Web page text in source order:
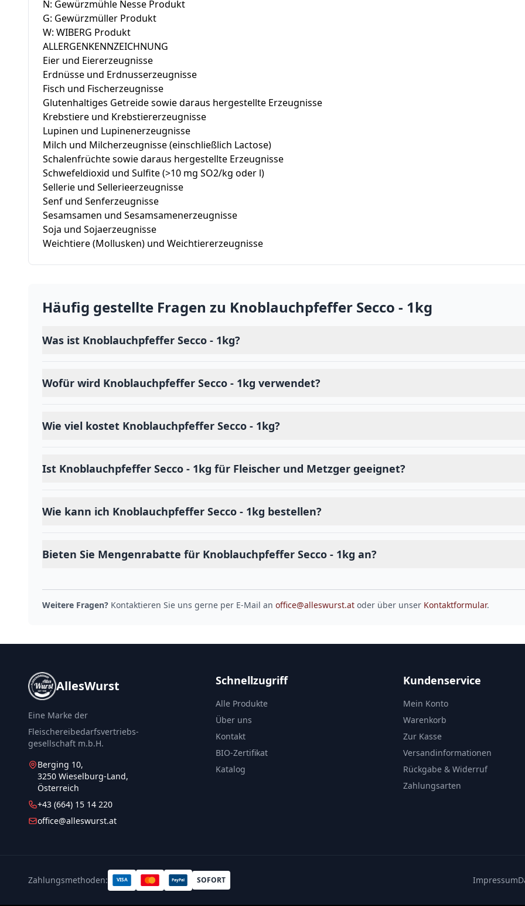
N: Gewürzmühle Nesse Produkt
G: Gewürzmüller Produkt
W: WIBERG Produkt
ALLERGENKENNZEICHNUNG
Eier und Eiererzeugnisse
Erdnüsse und Erdnusserzeugnisse
Fisch und Fischerzeugnisse
Glutenhaltiges Getreide sowie daraus hergestellte Erzeugnisse
Krebstiere und Krebstiererzeugnisse
Lupinen und Lupinenerzeugnisse
Milch und Milcherzeugnisse (einschließlich Lactose)
Schalenfrüchte sowie daraus hergestellte Erzeugnisse
Schwefeldioxid und Sulfite (>10 mg SO2/kg oder l)
Sellerie und Sellerieerzeugnisse
Senf und Senferzeugnisse
Sesamsamen und Sesamsamenerzeugnisse
Soja und Sojaerzeugnisse
Weichtiere (Mollusken) und Weichtiererzeugnisse
Häufig gestellte Fragen zu Knoblauchpfeffer Secco - 1kg
Was ist Knoblauchpfeffer Secco - 1kg?
Wofür wird Knoblauchpfeffer Secco - 1kg verwendet?
Wie viel kostet Knoblauchpfeffer Secco - 1kg?
Ist Knoblauchpfeffer Secco - 1kg für Fleischer und Metzger geeignet?
Wie kann ich Knoblauchpfeffer Secco - 1kg bestellen?
Bieten Sie Mengenrabatte für Knoblauchpfeffer Secco - 1kg an?
Weitere Fragen? Kontaktieren Sie uns gerne per E-Mail an office@alleswurst.at oder über unser Kontaktformular.
AllesWurst
Eine Marke der
Fleischereibedarfsvertriebs-
gesellschaft m.b.H.
Berging 10,
3250 Wieselburg-Land,
Österreich
+43 (664) 15 14 220
office@alleswurst.at
Schnellzugriff
Alle Produkte
Über uns
Kontakt
BIO-Zertifikat
Katalog
Kundenservice
Mein Konto
Warenkorb
Zur Kasse
Versandinformationen
Rückgabe & Widerruf
Zahlungsarten
Zahlungsmethoden: VISA PayPal SOFORT Impressum